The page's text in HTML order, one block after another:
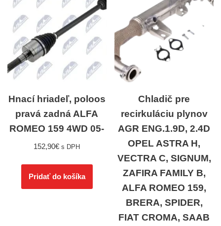
Hnací hriadeľ, poloos
pravá zadná ALFA
ROMEO 159 4WD 05-
152,90€ s DPH
Pridať do košíka
Chladič pre
recirkuláciu plynov
AGR ENG.1.9D, 2.4D
OPEL ASTRA H,
VECTRA C, SIGNUM,
ZAFIRA FAMILY B,
ALFA ROMEO 159,
BRERA, SPIDER,
FIAT CROMA, SAAB